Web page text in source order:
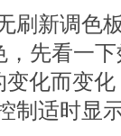
刷新调色
先看一
化而变
制适时显